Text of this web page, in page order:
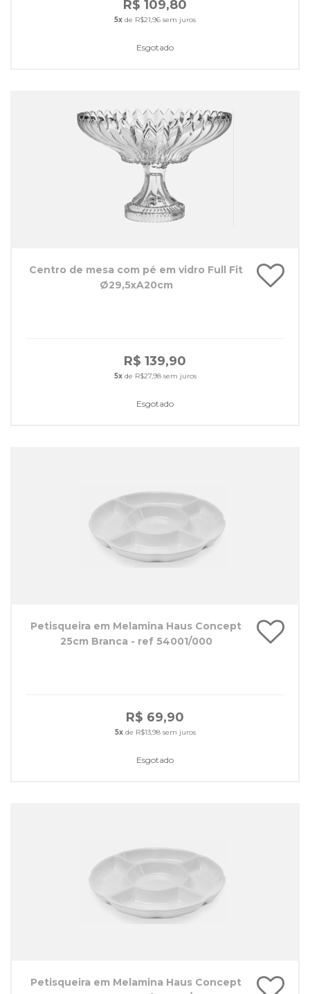
R$ 109,80
5x de R$21,96 sem juros
Esgotado
Centro de mesa com pé em vidro Full Fit
Ø29,5xA20cm
R$ 139,90
5xde R$27,98 sem juros
Esgotado
Petisqueira em Melamina Haus Concept
25cm Branca - ref 54001/000
R$ 69,90
5xde R$13,98 sem juros
Esgotado
Petisqueira em Melamina Haus Concept